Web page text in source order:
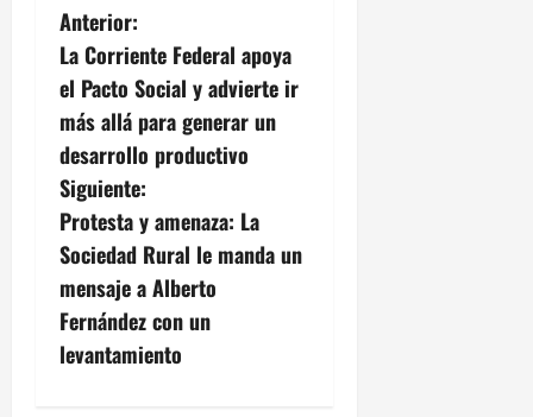
N
a
v
e
g
a
c
i
Anterior:
La Corriente Federal apoya
el Pacto Social y advierte ir
más allá para generar un
desarrollo productivo
Siguiente:
Protesta y amenaza: La
Sociedad Rural le manda un
mensaje a Alberto
Fernández con un
levantamiento